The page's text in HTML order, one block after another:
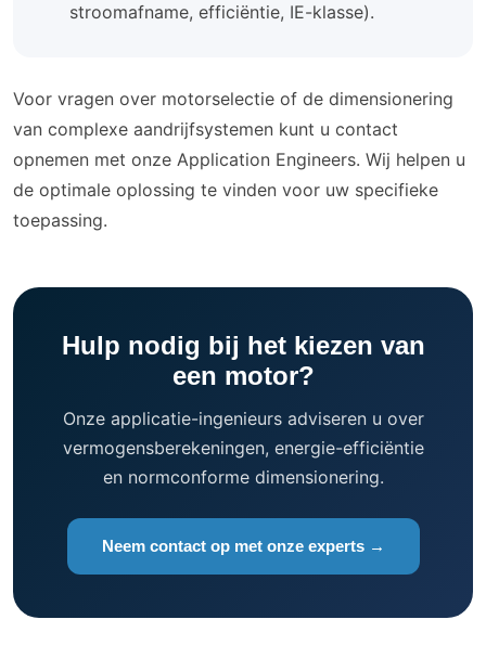
stroomafname, efficiëntie, IE-klasse).
Voor vragen over motorselectie of de dimensionering
van complexe aandrijfsystemen kunt u contact
opnemen met onze Application Engineers. Wij helpen u
de optimale oplossing te vinden voor uw specifieke
toepassing.
Hulp nodig bij het kiezen van
een motor?
Onze applicatie-ingenieurs adviseren u over
vermogensberekeningen, energie-efficiëntie
en normconforme dimensionering.
Neem contact op met onze experts →